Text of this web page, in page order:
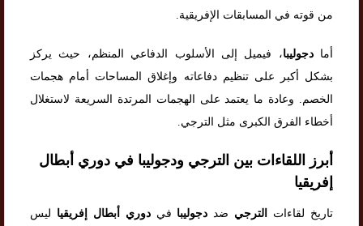
من قوته في المسابقات الإفريقية.
أمادجوليبا، فيميل إلى الأسلوب الدفاعي المنظم، حيث يركز
بشكل أكبر على تنظيم دفاعاته وإغلاق المساحات أمام هجمات
الخصم. وعادة ما يعتمد على الهجمات المرتدة السريعة لاستغلال
أخطاء الفرق الكبرى مثل الترجي.
أبرز اللقاءات بين الترجي ودجوليبا في دوري أبطال
إفريقيا
تاريخ لقاءات الترجي ضد دجوليبا فيدوري أبطال إفريقيا ليس